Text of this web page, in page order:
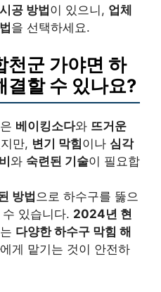
시공 방법이 있으니, 업체
을 선택하세요.
천군 가야면 하
결할 수 있나요?
은 베이킹소다와 뜨거운
만, 변기 막힘이나 심각
와 숙련된 기술이 필요합
방법 으로 하수구를 뚫으
있습니다. 2024년 현
다양한 하수구 막힘 해
에게 맡기는 것이 안전하